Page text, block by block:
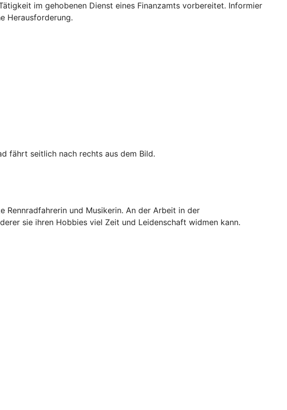
im gehobenen Dienst eines Finanzamts vorbereitet. Informier
Herausforderung.
Rennradfahrerin und Musikerin. An der Arbeit in der
sie ihren Hobbies viel Zeit und Leidenschaft widmen kann.